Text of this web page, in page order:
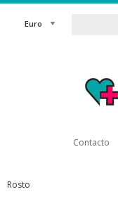
Euro
Contacto
Rosto